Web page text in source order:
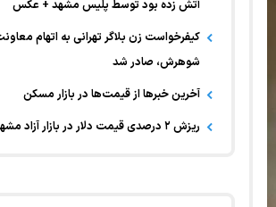
آتش زده بود توسط پلیس مشهد + عکس
کیفرخواست زن بلاگر تهرانی به اتهام
شوهرش، صادر شد
آخرین خبر‌ها از قیمت‌ها در بازار مسکن
ریزش ۲ درصدی قیمت دلار در بازار آزاد مشهد+ علت